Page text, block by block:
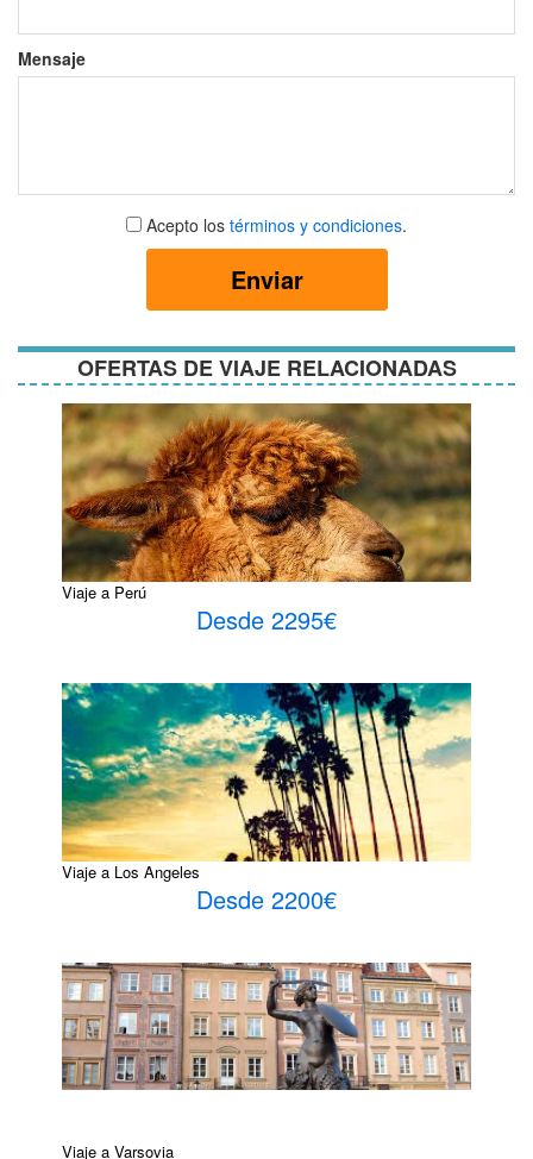
Mensaje
Aceptar
términos
Acepto los términos y condiciones.
Enviar
OFERTAS DE VIAJE RELACIONADAS
Viaje a Perú
Desde 2295€
Viaje a Los Angeles
Desde 2200€
Viaje a Varsovia